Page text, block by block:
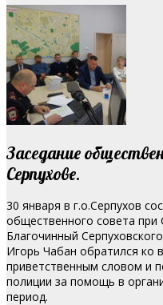
Заседание
Серпухове.
30 января в г.о.Серпухов
общественного совета
Благочинный
Игорь Чабан обратился ко
приветственным словом и
полиции за помощь в
период.